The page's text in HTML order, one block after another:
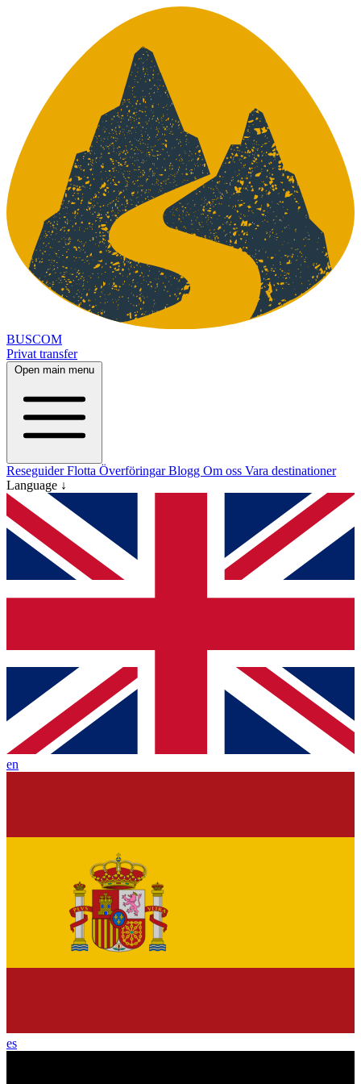
BUSCOM
Privat transfer
Open main menu
ReseguiderFlotta ÖverföringarBlogg Om oss Vara destinationer
Language ↓
en
es